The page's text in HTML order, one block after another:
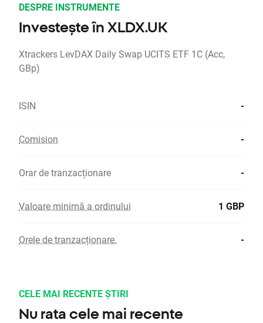
DESPRE INSTRUMENTE
Investește în XLDX.UK
Xtrackers LevDAX Daily Swap UCITS ETF 1C (Acc,
GBp)
ISIN -
Comision -
Orar de tranzacționare -
Valoare minimă a ordinului 1 GBP
Orele de tranzacționare. -
CELE MAI RECENTE ȘTIRI
Nu rata cele mai recente